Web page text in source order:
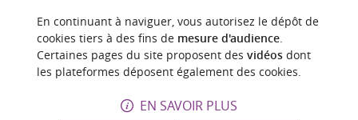
Germ 4.1 km
En continuant à naviguer, vous autorisez le dépôt de
cookies tiers à des fins de mesure d'audience.
Certaines pages du site proposent des vidéosdont
les plateformes déposent également des cookies.
EN SAVOIR PLUS